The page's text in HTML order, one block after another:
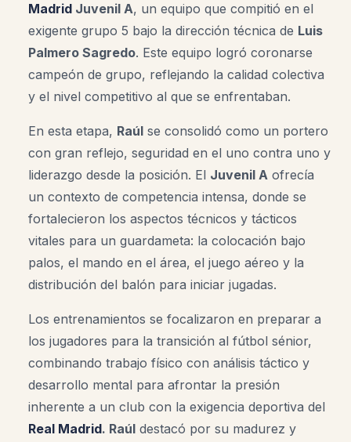
Madrid Juvenil A, un equipo que compitió en el
exigente grupo 5 bajo la dirección técnica de Luis
Palmero Sagredo. Este equipo logró coronarse
campeón de grupo, reflejando la calidad colectiva
y el nivel competitivo al que se enfrentaban.
En esta etapa, Raúl se consolidó como un portero
con gran reflejo, seguridad en el uno contra uno y
liderazgo desde la posición. El Juvenil A ofrecía
un contexto de competencia intensa, donde se
fortalecieron los aspectos técnicos y tácticos
vitales para un guardameta: la colocación bajo
palos, el mando en el área, el juego aéreo y la
distribución del balón para iniciar jugadas.
Los entrenamientos se focalizaron en preparar a
los jugadores para la transición al fútbol sénior,
combinando trabajo físico con análisis táctico y
desarrollo mental para afrontar la presión
inherente a un club con la exigencia deportiva del
Real Madrid. Raúl destacó por su madurez y